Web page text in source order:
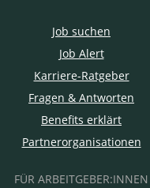
Job suchen
Job Alert
Karriere-Ratgeber
Fragen & Antworten
Benefits erklärt
Partnerorganisationen
FÜR ARBEITGEBER:INNEN